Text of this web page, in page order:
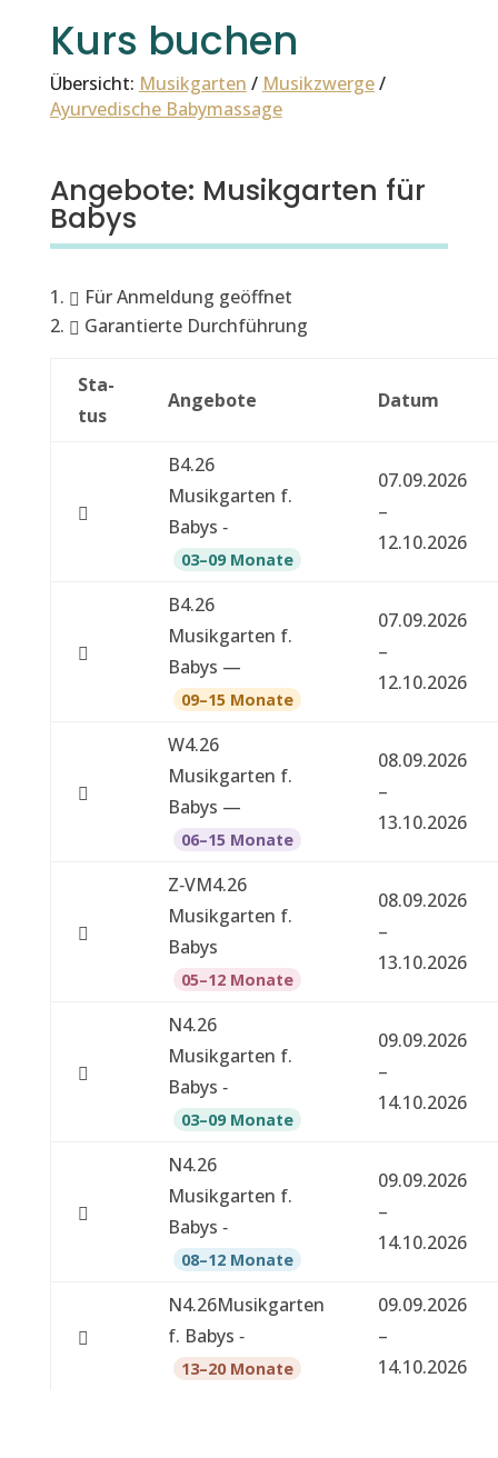
Kurs buchen
Über­sicht: Musik­garten / Musikzw­erge/
Ayurvedis­che Baby­mas­sage
Angebote: Musikgarten für
Babys
Für Anmel­dung geöffnet
Garantierte Durch­führung
Sta­
tus
Ange­bote Datum
B4.26
Musikgarten f.
Babys ‑
03–09 Monate
07.09.2026
–
12.10.2026
B4.26
Musikgarten f.
Babys —
09–15 Monate
07.09.2026
–
12.10.2026
W4.26
Musikgarten f.
Babys —
06–15 Monate
08.09.2026
–
13.10.2026
Z‑VM4.26
Musikgarten f.
Babys
05–12 Monate
08.09.2026
–
13.10.2026
N4.26
Musikgarten f.
Babys ‑
03–09 Monate
09.09.2026
–
14.10.2026
N4.26
Musikgarten f.
Babys ‑
08–12 Monate
09.09.2026
–
14.10.2026
N4.26Musikgarten
f. Babys ‑
13–20 Monate
09.09.2026
–
14.10.2026